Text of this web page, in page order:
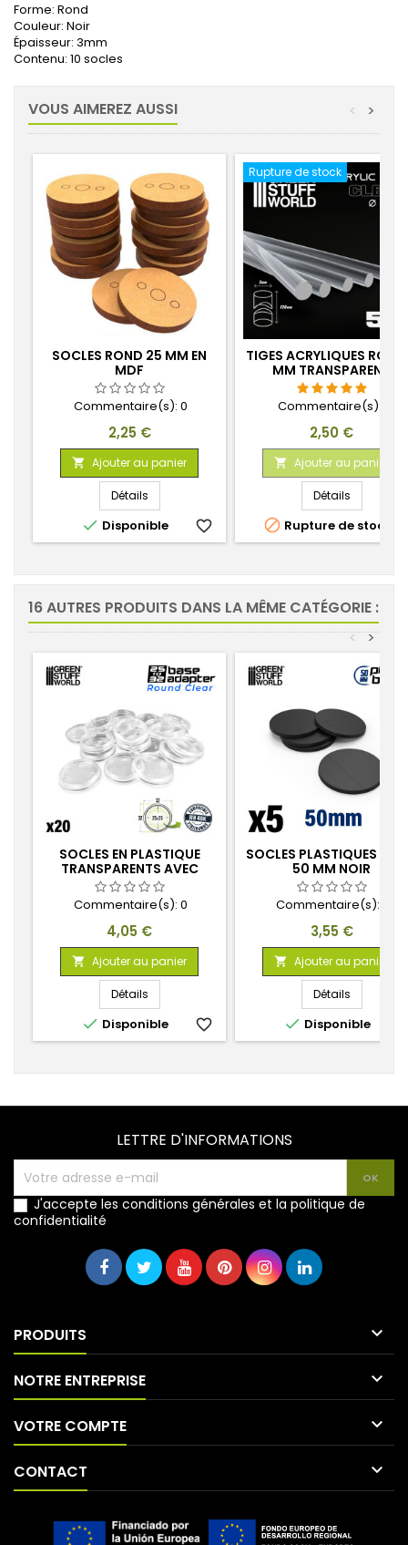
Forme: Rond
Couleur: Noir
Épaisseur: 3mm
Contenu: 10 socles
VOUS AIMEREZ AUSSI >
<
SOCLES ROND 25 MM EN
MDF
Commentaire(s): 0
Prix
2,25 €
 Ajouter au panier
Détails
 Disponible favorite_border
Rupture de stock
TIGES ACRYLIQUES
MM TRANSPARENT
Commentaire(s):
Prix
2,50 €
 Ajouter au panier
Détails
 Rupture de stock
16 AUTRES PRODUITS DANS LA MÊME CATÉGORIE :
>
<
SOCLES EN PLASTIQUE
TRANSPARENTS AVEC
CREUX 32MM
Commentaire(s): 0
Prix
4,05 €
 Ajouter au panier
Détails
 Disponible favorite_border
SOCLES PLASTIQUES
50 MM NOIR
Commentaire(s):
Prix
3,55 €
 Ajouter au panier
Détails
 Disponible
LETTRE D'INFORMATIONS
J'accepte les conditions générales et la politique de
confidentialité
PRODUITS 
NOTRE ENTREPRISE 
VOTRE COMPTE 
CONTACT 